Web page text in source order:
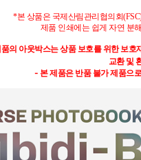
*본 상품은 국제산림관리협의회
제품 인쇄에는 쉽게 자연 분
의 아웃박스는 상품 보호를 위한 보
교환 및
- 본 제품은 반품 불가 제품으